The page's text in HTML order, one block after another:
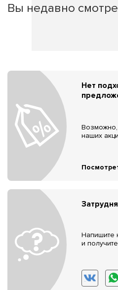
Вы недавно
Нет
Возможно,
наших
Напишите
и